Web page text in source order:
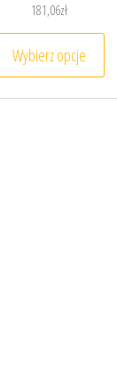
na stronie
wiele wariantów.
181,06zł
Wybierz opcje